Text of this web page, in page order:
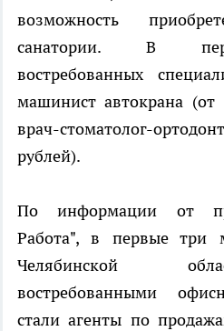
возможность
санатории. В
востребованных
машинист автокрана
врач-стоматолог-
рублей).
По информации от
Работа", в первые три
Челябинской
востребованными
стали агенты по